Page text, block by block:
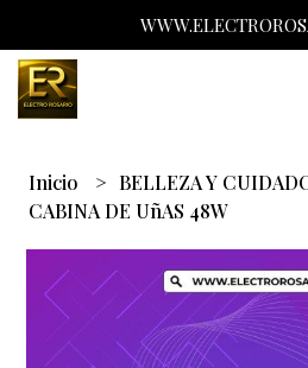
Inicio
BELLEZA Y
CABINA DE UñAS 48W